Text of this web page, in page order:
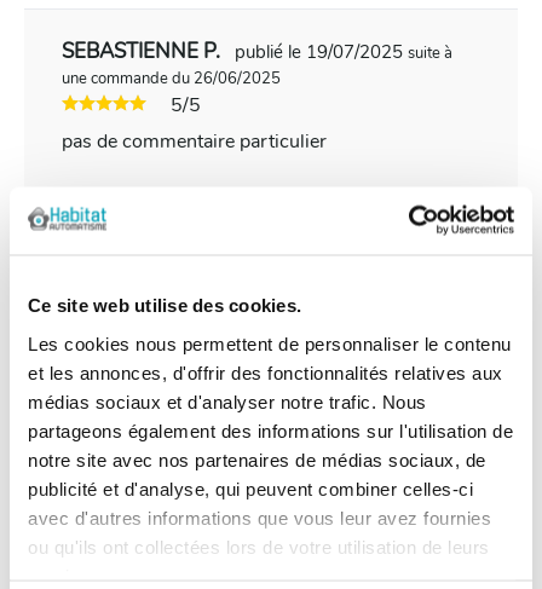
Ce site web utilise des cookies.
Les cookies nous permettent de personnaliser le contenu
et les annonces, d'offrir des fonctionnalités relatives aux
médias sociaux et d'analyser notre trafic. Nous
partageons également des informations sur l'utilisation de
notre site avec nos partenaires de médias sociaux, de
publicité et d'analyse, qui peuvent combiner celles-ci
avec d'autres informations que vous leur avez fournies
ou qu'ils ont collectées lors de votre utilisation de leurs
SEBASTIENNE P. publié le 19/07/2025 suite à
une commande du 26/06/2025
5/5
pas de commentaire particulier
Louis-philippe A.
suite à une
Client anonymepublié le 27/01/2020 suite à une
commande du 12/01/2020
5/5
Fonctionnement parfait. Design parfait